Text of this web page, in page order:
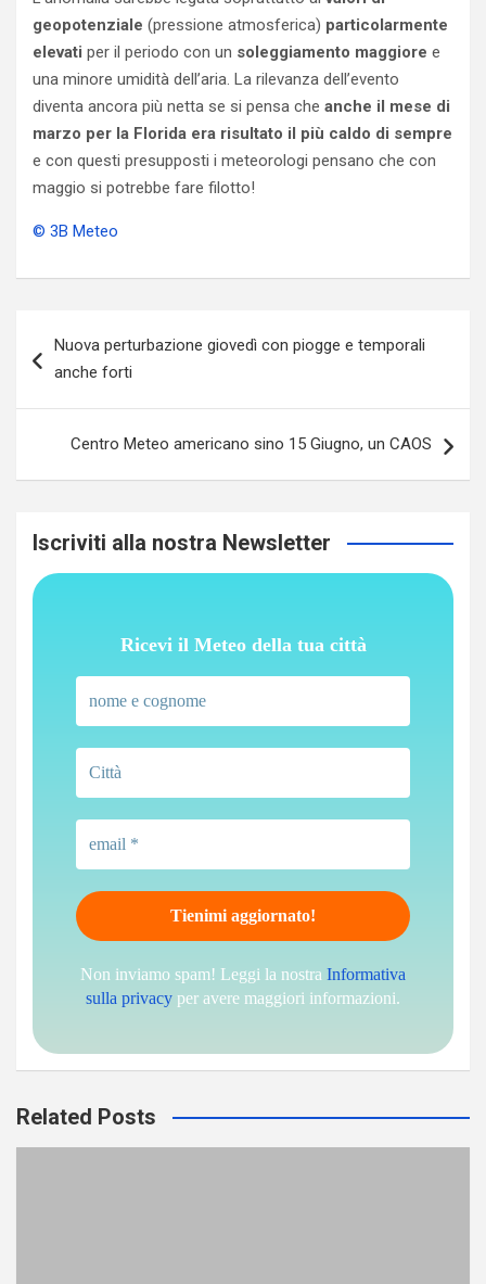
geopotenziale (pressione atmosferica) particolarmente
elevati per il periodo con un soleggiamento maggiore e
una minore umidità dell’aria. La rilevanza dell’evento
diventa ancora più netta se si pensa che anche il mese di
marzo per la Florida era risultato il più caldo di sempre
e con questi presupposti i meteorologi pensano che con
maggio si potrebbe fare filotto!
© 3B Meteo
articoli
Nuova perturbazione giovedì con piogge e temporali
anche forti
Centro Meteo americano sino 15 Giugno, un CAOS
Iscriviti alla nostra Newsletter
Ricevi il Meteo della tua città
Non inviamo spam! Leggi la nostra Informativa
sulla privacy per avere maggiori informazioni.
Related Posts